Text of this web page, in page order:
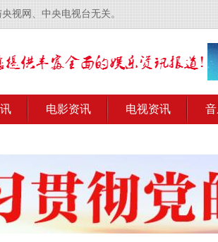
视网、中央电视台无关。
电影资讯 电视资讯